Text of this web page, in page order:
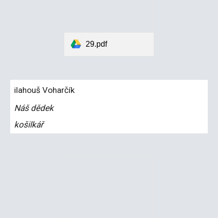
29.pdf
ilahouš Voharčík
Náš dědek
košilkář